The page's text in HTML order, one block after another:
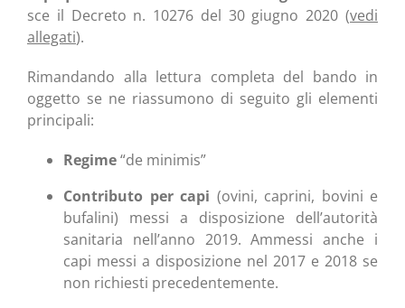
sce il Decre­to n. 10276 del 30 giu­gno 2020 (vedi
alle­ga­ti).
Riman­dan­do alla let­tu­ra com­ple­ta del ban­do in
ogget­to se ne rias­su­mo­no di segui­to gli ele­men­ti
principali:
Regi­me“de minimis”
Con­tri­bu­to per capi (ovi­ni, capri­ni, bovi­ni e
bufa­li­ni) mes­si a dispo­si­zio­ne dell’autorità
sani­ta­ria nell’anno 2019. Ammes­si anche i
capi mes­si a dispo­si­zio­ne nel 2017 e 2018 se
non richie­sti precedentemente.